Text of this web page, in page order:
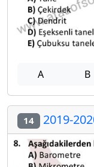
A B
14 2019-